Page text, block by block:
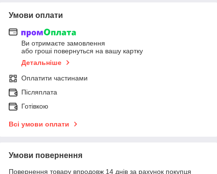
Умови оплати
Ви отримаєте замовлення
або гроші повернуться на вашу картку
Детальніше
Оплатити частинами
Післяплата
Готівкою
Всі умови оплати
Умови повернення
Повернення товару впродовж 14 днів за рахунок покупця